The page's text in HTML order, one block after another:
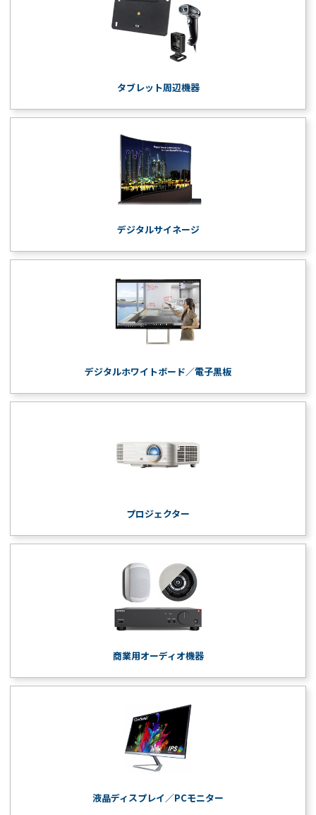
タブレット周辺機器
デジタルサイネージ
デジタルホワイトボード／電子黒板
プロジェクター
商業用オーディオ機器
液晶ディスプレイ／PCモニター